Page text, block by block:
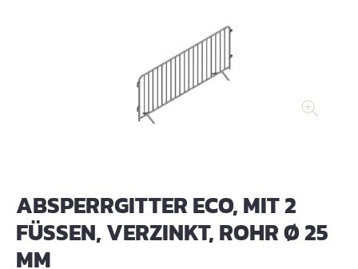
ABSPERRGITTER ECO, MIT 2
FÜSSEN, VERZINKT, ROHR Ø 25 M
M